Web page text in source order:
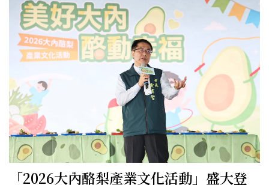
「2026大內酪梨產業文化活動」盛大登